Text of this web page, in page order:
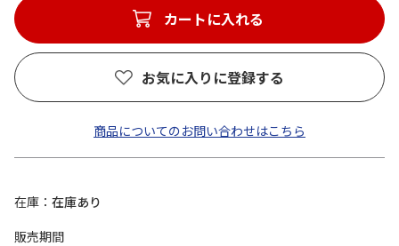
カートに入れる
お気に入りに登録する
商品についてのお問い合わせはこちら
在庫
在庫あり
販売期間